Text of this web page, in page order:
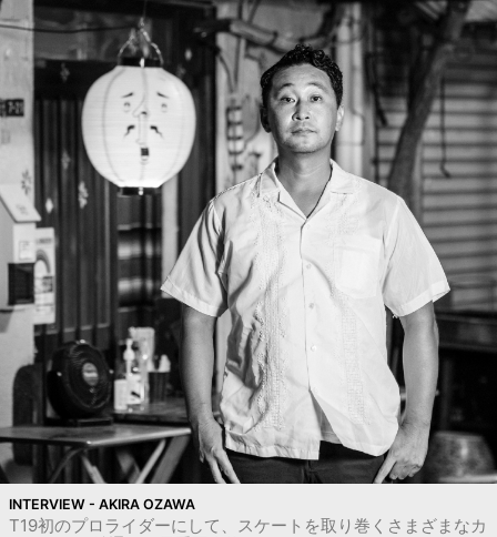
INTERVIEW - AKIRA OZAWA
T19初のプロライダーにして、スケートを取り巻くさまざまなカ